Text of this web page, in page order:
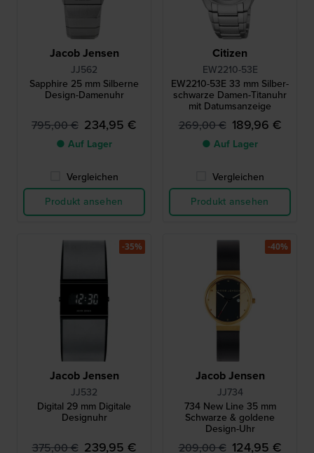
Jacob Jensen
JJ562
Sapphire 25 mm Silberne
Design-Damenuhr
795,00 € 234,95 €
● Auf Lager
Vergleichen
Produkt ansehen
Citizen
EW2210-53E
EW2210-53E 33 mm Silber-
schwarze Damen-Titanuhr
mit Datumsanzeige
269,00 € 189,96 €
● Auf Lager
Vergleichen
Produkt ansehen
Jacob Jensen
JJ532
Digital 29 mm Digitale
Designuhr
375,00 € 239,95 €
-35%
Jacob Jensen
JJ734
734 New Line 35 mm
Schwarze & goldene
Design-Uhr
209,00 € 124,95 €
-40%